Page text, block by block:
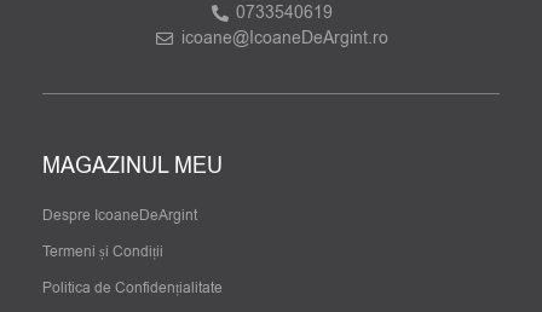
0733540619
icoane@IcoaneDeArgint.ro
MAGAZINUL MEU
Despre IcoaneDeArgint
Termeni și Condiții
Politica de Confidențialitate